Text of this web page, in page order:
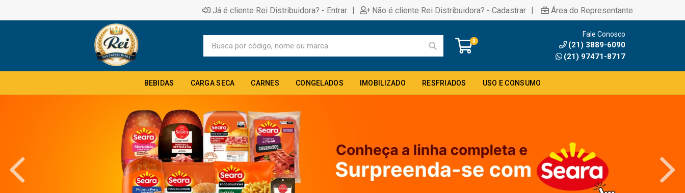
Já é cliente Rei Distribuidora? - Entrar | Não é cliente Rei Distribuidora? - Cadastrar | Área do Representante
0
Fale Conosco
(21) 3889-6090
(21) 97471-8717
BEBIDAS CARGA SECA CARNES CONGELADOS IMOBILIZADO RESFRIADOS USO E CONSUMO